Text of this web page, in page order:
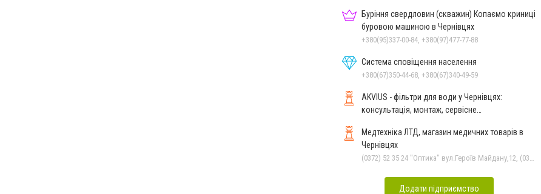
Буріння свердловин (скважин) Копаємо криниці
буровою машиною в Чернівцях
+380(95)337-00-84, +380(97)477-77-88
Система сповіщення населення
+380(67)350-44-68, +380(67)340-49-59
AKVIUS - фільтри для води у Чернівцях:
консультація, монтаж, сервісне
Медтехніка ЛТД, магазин медичних товарів в
Чернівцях
Додати підприємство